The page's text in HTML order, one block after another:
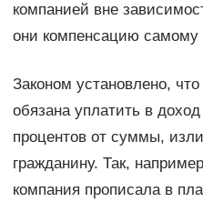
компанией вне
они компенсацию самому
Законом установлено,
обязана уплатить в
процентов от суммы,
гражданину. Так,
компания прописала в